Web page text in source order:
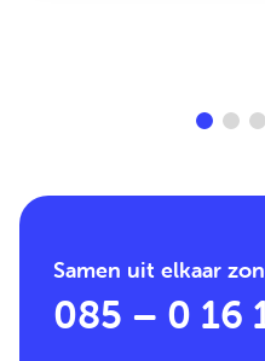
Samen uit elkaar
085 – 0 16